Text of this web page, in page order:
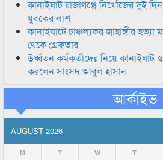
কানাইঘাট রাজাগঞ্জে নিখোঁজের দুই
যুবকের লাশ
কানাইঘাটে চাঞ্চল্যকর জাহাঙ্গীর
থেকে গ্রেফতার
উর্ধ্বতন কর্মকর্তাদের নিয়ে কানাইঘাট
করলেন সাংসদ আবুল হাসান
আর্কাইভ
AUGUST 2026
M T W T